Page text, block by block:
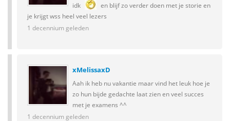
idk
en blijf zo verder doen met je storie en
je krijgt wss heel veel lezers
1 decennium geleden
xMelissaxD
Aah ik heb nu vakantie maar vind het leuk hoe je
zo hun bijde gedachte laat zien en veel succes
met je examens ^^
1 decennium geleden